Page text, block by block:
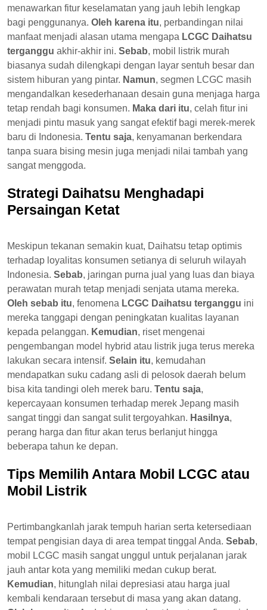
menawarkan fitur keselamatan yang jauh lebih lengkap
bagi penggunanya. Oleh karena itu, perbandingan nilai
manfaat menjadi alasan utama mengapa LCGC Daihatsu
terganggu akhir-akhir ini. Sebab, mobil listrik murah
biasanya sudah dilengkapi dengan layar sentuh besar dan
sistem hiburan yang pintar. Namun, segmen LCGC masih
mengandalkan kesederhanaan desain guna menjaga harga
tetap rendah bagi konsumen. Maka dari itu, celah fitur ini
menjadi pintu masuk yang sangat efektif bagi merek-merek
baru di Indonesia. Tentu saja, kenyamanan berkendara
tanpa suara bising mesin juga menjadi nilai tambah yang
sangat menggoda.
Strategi Daihatsu Menghadapi
Persaingan Ketat
Meskipun tekanan semakin kuat, Daihatsu tetap optimis
terhadap loyalitas konsumen setianya di seluruh wilayah
Indonesia. Sebab, jaringan purna jual yang luas dan biaya
perawatan murah tetap menjadi senjata utama mereka.
Oleh sebab itu, fenomena LCGC Daihatsu terganggu ini
mereka tanggapi dengan peningkatan kualitas layanan
kepada pelanggan. Kemudian, riset mengenai
pengembangan model hybrid atau listrik juga terus mereka
lakukan secara intensif. Selain itu, kemudahan
mendapatkan suku cadang asli di pelosok daerah belum
bisa kita tandingi oleh merek baru. Tentu saja,
kepercayaan konsumen terhadap merek Jepang masih
sangat tinggi dan sangat sulit tergoyahkan. Hasilnya,
perang harga dan fitur akan terus berlanjut hingga
beberapa tahun ke depan.
Tips Memilih Antara Mobil LCGC atau
Mobil Listrik
Pertimbangkanlah jarak tempuh harian serta ketersediaan
tempat pengisian daya di area tempat tinggal Anda. Sebab,
mobil LCGC masih sangat unggul untuk perjalanan jarak
jauh antar kota yang memiliki medan cukup berat.
Kemudian, hitunglah nilai depresiasi atau harga jual
kembali kendaraan tersebut di masa yang akan datang.